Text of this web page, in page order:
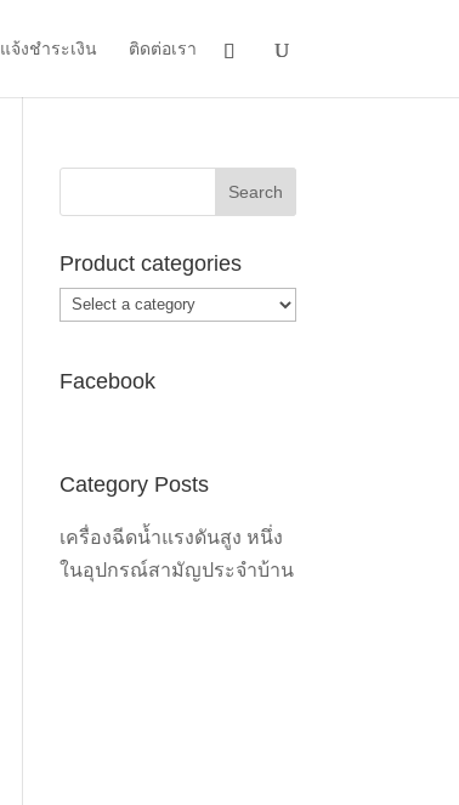
แจ้งชำระเงิน ติดต่อเรา
Product categories
Facebook
Category Posts
เครื่องฉีดน้ำแรงดันสูง หนึ่ง
ในอุปกรณ์สามัญประจำบ้าน